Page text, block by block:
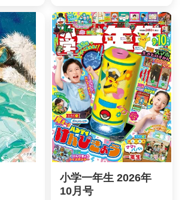
小学一年生 2026年
10月号